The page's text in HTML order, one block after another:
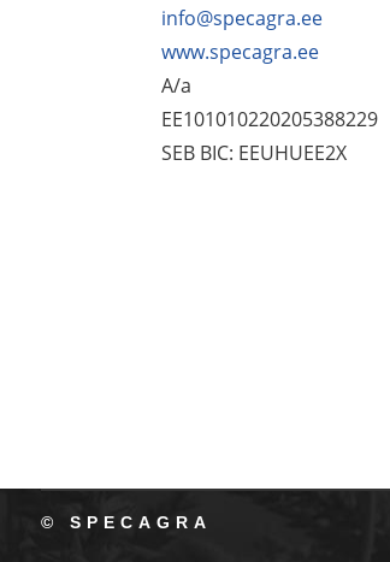
info@specagra.ee
www.specagra.ee
A/a
EE101010220205388229
SEB BIC: EEUHUEE2X
© SPECAGRA